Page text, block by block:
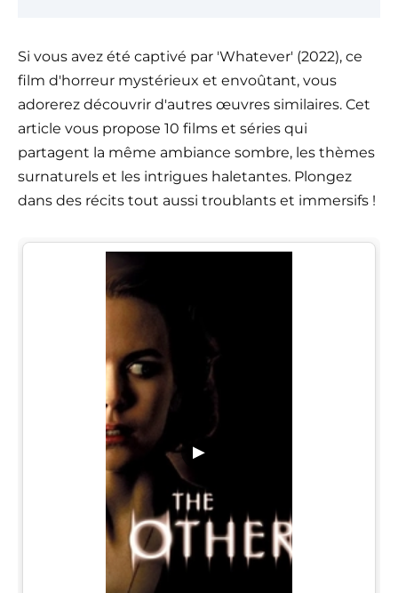
Si vous avez été captivé par 'Whatever' (2022), ce
film d'horreur mystérieux et envoûtant, vous
adorerez découvrir d'autres œuvres similaires. Cet
article vous propose 10 films et séries qui
partagent la même ambiance sombre, les thèmes
surnaturels et les intrigues haletantes. Plongez
dans des récits tout aussi troublants et immersifs !
▶